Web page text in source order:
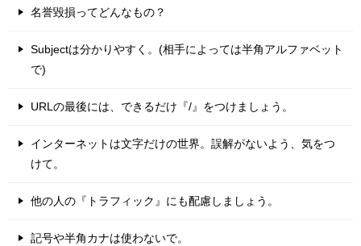
名誉毀損ってどんなもの？
Subjectは分かりやすく。(相手によっては半角アルファベット
で)
URLの最後には、できるだけ『/』をつけましょう。
インターネットは文字だけの世界。誤解がないよう、気をつ
けて。
他の人の『トラフィック』にも配慮しましょう。
記号や半角カナは使わないで。